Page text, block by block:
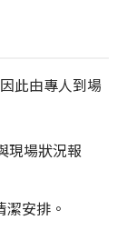
此由專人到場
現場狀況報
安排。